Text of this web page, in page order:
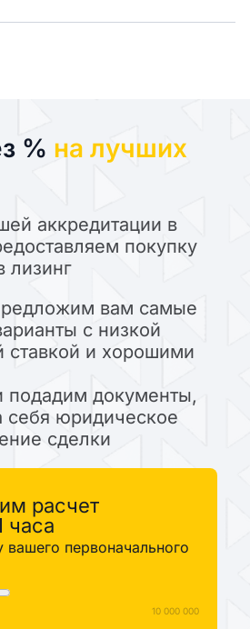
% на лучших
аккредитации в
покупку
лизинг
вам самые
с низкой
ставкой и хорошими
подадим документы,
себя юридическое
сделки
расчет
часа
первоначального
10 000 000